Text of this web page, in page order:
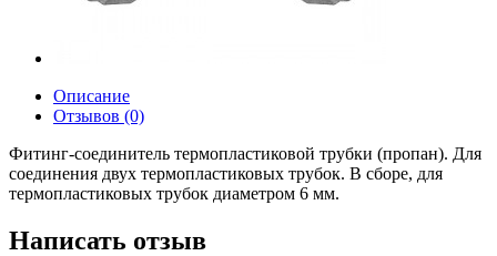
Описание
Отзывов (0)
Фитинг-соединитель термопластиковой трубки (пропан). Для
соединения двух термопластиковых трубок. В сборе, для
термопластиковых трубок диаметром 6 мм.
Написать отзыв